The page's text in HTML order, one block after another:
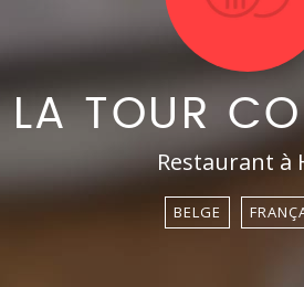
LA TOUR
Restaurant à
BELGE